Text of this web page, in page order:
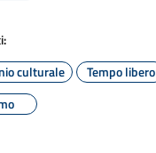
culturale
Tempo libero